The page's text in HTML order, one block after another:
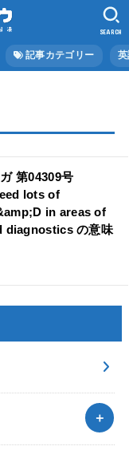
記事カテゴリー
SEARCH
第04309号
lots of
in areas of
diagnostics の意味